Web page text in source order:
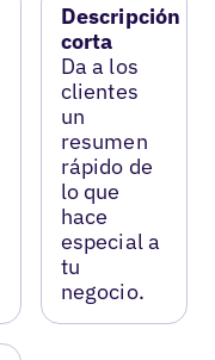
Descripción
corta
Da a los
clientes
un
resumen
rápido de
lo que
hace
especial a
tu
negocio.